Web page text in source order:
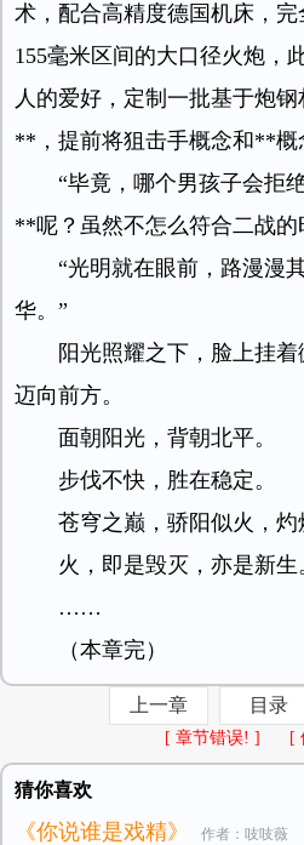
术，配合高精度德国机床，
155毫米区间的大口径火炮，
人的爱好，定制一批基于炮
**，提前将狙击手概念和**概
“毕竟，哪个男孩子会拒
**呢？虽然不怎么符合二战的
“光明就在眼前，路漫漫
华。”
阳光照耀之下，脸上挂
迈向前方。
面朝阳光，背朝北平。
步伐不快，胜在稳定。
苍穹之巅，骄阳似火，灼
火，即是毁灭，亦是新生
……
（本章完）
上一章 目录
[ 章节错误! ] [
猜你喜欢
《你说谁是戏精》 作者：吱吱薇